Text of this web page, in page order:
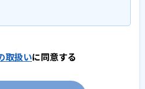
取扱いに同意する